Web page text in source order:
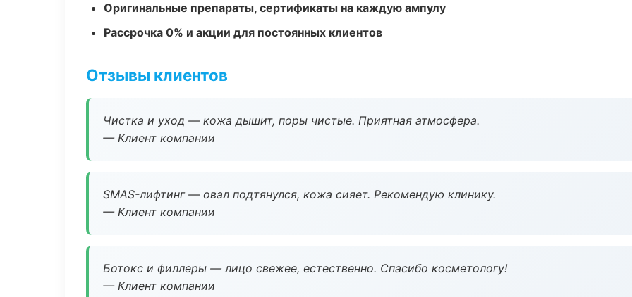
Оригинальные препараты, сертификаты на каждую ампулу
Рассрочка 0% и акции для постоянных клиентов
Отзывы клиентов
Чистка и уход — кожа дышит, поры чистые. Приятная атмосфера.
— Клиент компании
SMAS-лифтинг — овал подтянулся, кожа сияет. Рекомендую клинику.
— Клиент компании
Ботокс и филлеры — лицо свежее, естественно. Спасибо косметологу!
— Клиент компании